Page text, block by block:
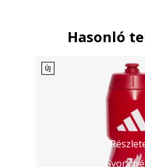
Hasonló
Gyors
ÚJ